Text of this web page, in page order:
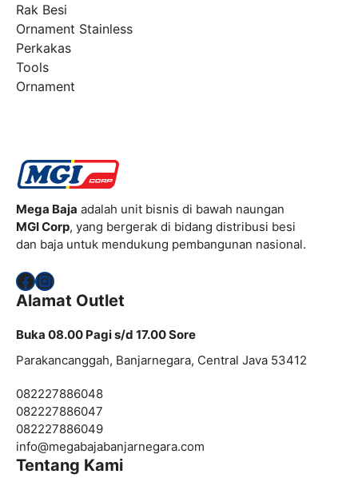
Rak Besi
Ornament Stainless
Perkakas
Tools
Ornament
Mega Baja adalah unit bisnis di bawah naungan
MGI Corp, yang bergerak di bidang distribusi besi
dan baja untuk mendukung pembangunan nasional.
Facebook
Instagram
Alamat Outlet
Buka 08.00 Pagi s/d 17.00 Sore
Parakancanggah, Banjarnegara, Central Java 53412
082227886048
082227886047
082227886049
info@megabajabanjarnegara.com
Tentang Kami